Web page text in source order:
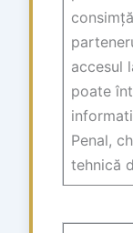
accesul
poate
Penal,
tehnică